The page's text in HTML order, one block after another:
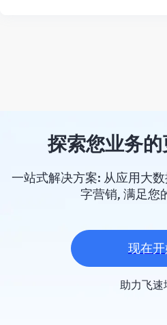
探索您业务
一站式解决方案: 从应用大
字营销, 满足您
现在
助力飞速